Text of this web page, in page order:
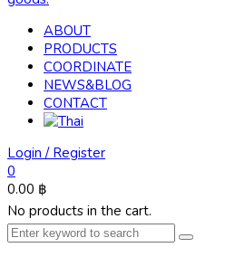
ABOUT
PRODUCTS
COORDINATE
NEWS&BLOG
CONTACT
Login / Register
0
0.00 ฿
No products in the cart.